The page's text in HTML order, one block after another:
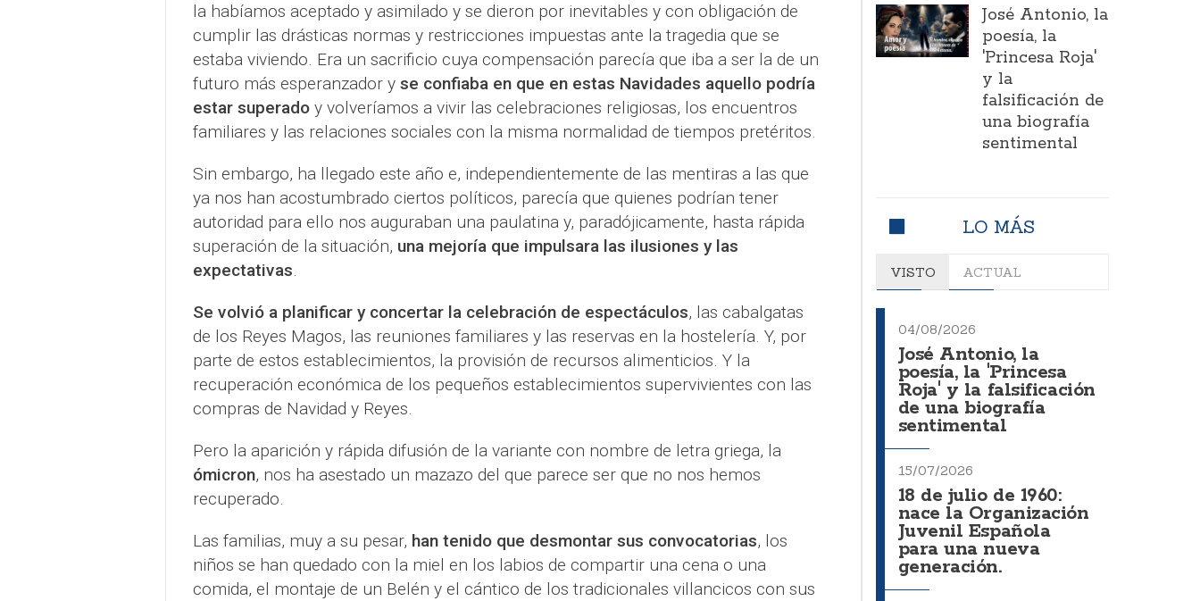
la habíamos aceptado y asimilado y se dieron por inevitables y con obligación de
cumplir las drásticas normas y restricciones impuestas ante la tragedia que se
estaba viviendo. Era un sacrificio cuya compensación parecía que iba a ser la de un
futuro más esperanzador y se confiaba en que en estas Navidades aquello podría
estar superadoy volveríamos a vivir las celebraciones religiosas, los encuentros
familiares y las relaciones sociales con la misma normalidad de tiempos pretéritos.
Sin embargo, ha llegado este año e, independientemente de las mentiras a las que
ya nos han acostumbrado ciertos políticos, parecía que quienes podrían tener
autoridad para ello nos auguraban una paulatina y, paradójicamente, hasta rápida
superación de la situación, una mejoría que impulsara las ilusiones y las
expectativas.
Se volvió a planificar y concertar la celebración de espectáculos, las cabalgatas
de los Reyes Magos, las reuniones familiares y las reservas en la hostelería. Y, por
parte de estos establecimientos, la provisión de recursos alimenticios. Y la
recuperación económica de los pequeños establecimientos supervivientes con las
compras de Navidad y Reyes.
Pero la aparición y rápida difusión de la variante con nombre de letra griega, la
ómicron, nos ha asestado un mazazo del que parece ser que no nos hemos
recuperado.
Las familias, muy a su pesar, han tenido que desmontar sus convocatorias, los
niños se han quedado con la miel en los labios de compartir una cena o una
comida, el montaje de un Belén y el cántico de los tradicionales villancicos con sus
José Antonio, la
poesía, la
'Princesa Roja'
y la
falsificación de
una biografía
sentimental
LO MÁS
VISTO ACTUAL
04/08/2026
José Antonio, la
poesía, la 'Princesa
Roja' y la falsificación
de una biografía
sentimental
15/07/2026
18 de julio de 1960:
nace la Organización
Juvenil Española
para una nueva
generación.